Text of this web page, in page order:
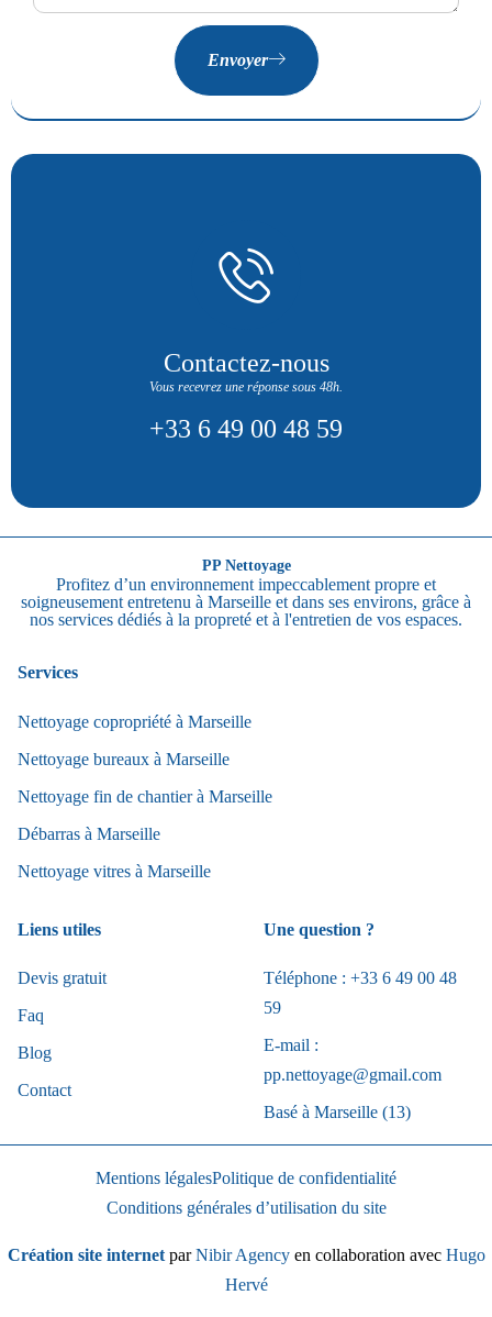
Envoyer
Contactez-nous
Vous recevrez une réponse sous 48h.
+33 6 49 00 48 59
PP Nettoyage
Profitez d’un environnement impeccablement propre et
soigneusement entretenu à Marseille et dans ses environs, grâce à
nos services dédiés à la propreté et à l'entretien de vos espaces.
Services
Nettoyage copropriété à Marseille
Nettoyage bureaux à Marseille
Nettoyage fin de chantier à Marseille
Débarras à Marseille
Nettoyage vitres à Marseille
Liens utiles
Devis gratuit
Faq
Blog
Contact
Une question ?
Téléphone : +33 6 49 00 48
59
E-mail :
pp.nettoyage@gmail.com
Basé à Marseille (13)
Mentions légalesPolitique de confidentialité
Conditions générales d’utilisation du site
Création site internetparNibir Agencyen collaboration avec Hugo
Hervé